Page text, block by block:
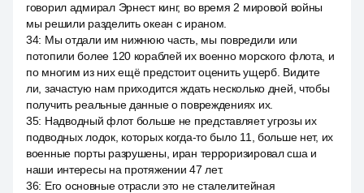
говорил адмирал Эрнест кинг, во время 2 мировой войны
мы решили разделить океан с ираном.
34: Мы отдали им нижнюю часть, мы повредили или
потопили более 120 кораблей их военно морского флота, и
по многим из них ещё предстоит оценить ущерб. Видите
ли, зачастую нам приходится ждать несколько дней, чтобы
получить реальные данные о повреждениях их.
35: Надводный флот больше не представляет угрозы их
подводных лодок, которых когда-то было 11, больше нет, их
военные порты разрушены, иран терроризировал сша и
наши интересы на протяжении 47 лет.
36: Его основные отрасли это не сталелитейная